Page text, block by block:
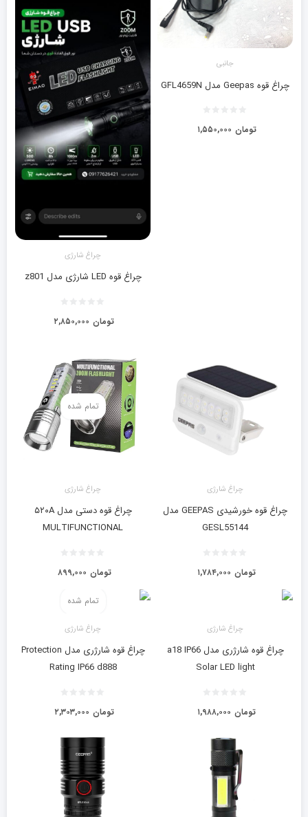
جانبی
چراغ قوه Geepas مدل GFL4659N
۱,۵۵۰,۰۰۰ تومان
چراغ شارژی
چراغ قوه LED شارژی مدل z801
۲,۸۵۰,۰۰۰ تومان
چراغ شارژی
چراغ قوه خورشیدی GEEPAS مدل
GESL55144
۱,۷۸۴,۰۰۰ تومان
تمام شده
چراغ شارژی
چراغ قوه دستی مدل ۵۲۰A
MULTIFUNCTIONAL
۸۹۹,۰۰۰ تومان
چراغ شارژی
چراغ قوه شارژری مدل a18 IP66
Solar LED light
۱,۹۸۸,۰۰۰ تومان
تمام شده
چراغ شارژی
چراغ قوه شارژری مدل Protection
Rating IP66 d888
۲,۳۰۳,۰۰۰ تومان